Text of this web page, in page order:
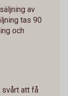
av
tas 90
och
svårt att få